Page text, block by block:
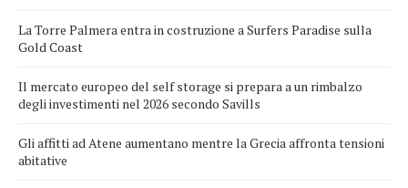
La Torre Palmera entra in costruzione a Surfers Paradise sulla
Gold Coast
Il mercato europeo del self storage si prepara a un rimbalzo
degli investimenti nel 2026 secondo Savills
Gli affitti ad Atene aumentano mentre la Grecia affronta tensioni
abitative